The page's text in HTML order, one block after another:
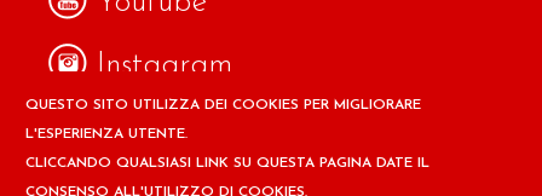
Instagram
Google
QUESTO SITO UTILIZZA DEI COOKIES PER MIGLIORARE
L'ESPERIENZA UTENTE.
CLICCANDO QUALSIASI LINK SU QUESTA PAGINA DATE IL
CONSENSO ALL'UTILIZZO DI COOKIES.